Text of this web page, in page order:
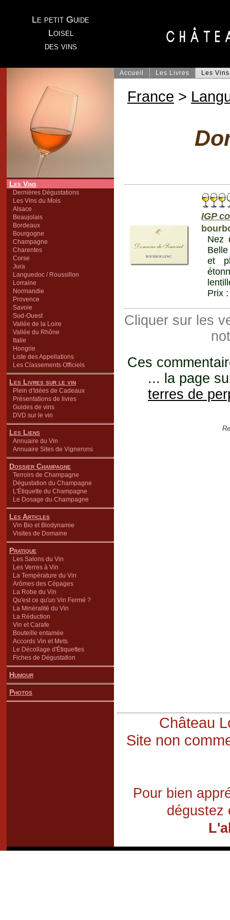
Le petit Guide
Loisel
des vins
Les Vins
Dernières Dégustations
Les Vins du Mois
Alsace
Beaujolais
Bordeaux
Bourgogne
Champagne
Charentes
Corse
Jura
Languedoc / Roussillon
Lorraine
Normandie
Provence
Savoie
Sud-Ouest
Vallée de la Loire
Vallée du Rhône
Italie
Hongrie
Liste des Appellations
Les Classements Officiels
Les Livres sur le vin
Plein d'Idées de Cadeaux
Présentations de livres
Guides de vins
DVD sur le vin
Les Liens
Annuaire du Vin
Annuaire Sites de Vignerons
Dossier Champagne
Terroirs de Champagne
Dégustation du Champagne
L'Étiquette du Champagne
Le Dosage du Champagne
Les Articles
Vin Bio et Biodynamie
Visites de Domaine
Pratique
Les Salons du Vin
Les Verres à Vin
La Température du Vin
Arômes des Cépages
La Robe du Vin
Qu'est ce qu'un Vin Fermé ?
La Minéralité du Vin
La Réduction
Vin et Carafe
Bouteille entamée
Accords Vin et Mets
Le Décollage d'Étiquettes
Fiches de Dégustation
Humour
Photos
Accueil Les Livres Les Vins
France >
IGP
Nez
et
Prix :
Cliquer sur les
Ces
... la page
terres de
Château
Site non
Pour bien
dégustez